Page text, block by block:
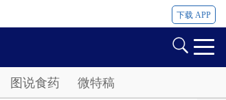
下载 APP
图说食药 微特稿